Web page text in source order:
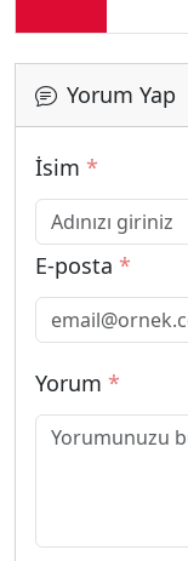
Yorum Yap
İsim *
E-posta *
Yorum *